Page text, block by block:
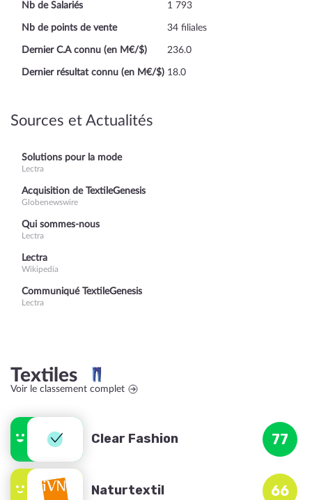
Nb de Salariés
1 793
Nb de points de vente 34 filiales
Dernier C.A connu (en M€/$) 236.0
Dernier résultat connu (en M€/$) 18.0
Sources et Actualités
Solutions pour la mode
Lectra
Acquisition de TextileGenesis
Globenewswire
Qui sommes-nous
Lectra
Lectra
Wikipedia
Communiqué TextileGenesis
Lectra
Textiles
Voir le classement complet
Clear Fashion 77
Naturtextil 66